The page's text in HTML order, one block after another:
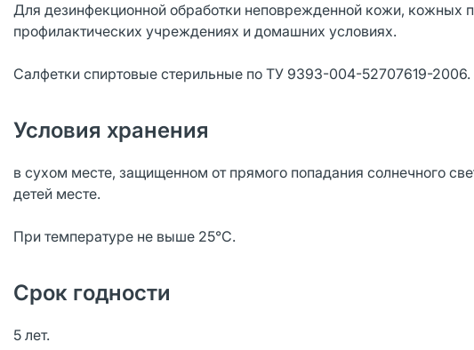
Для дезинфекционной обработки неповрежденной кожи, кожных
профилактических учреждениях и домашних условиях.
Салфетки спиртовые стерильные по ТУ 9393-004-52707619-2006.
Условия хранения
в сухом месте, защищенном от прямого попадания солнечного
детей месте.
При температуре не выше 25°С.
Срок годности
5 лет.